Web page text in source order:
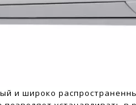
и широко